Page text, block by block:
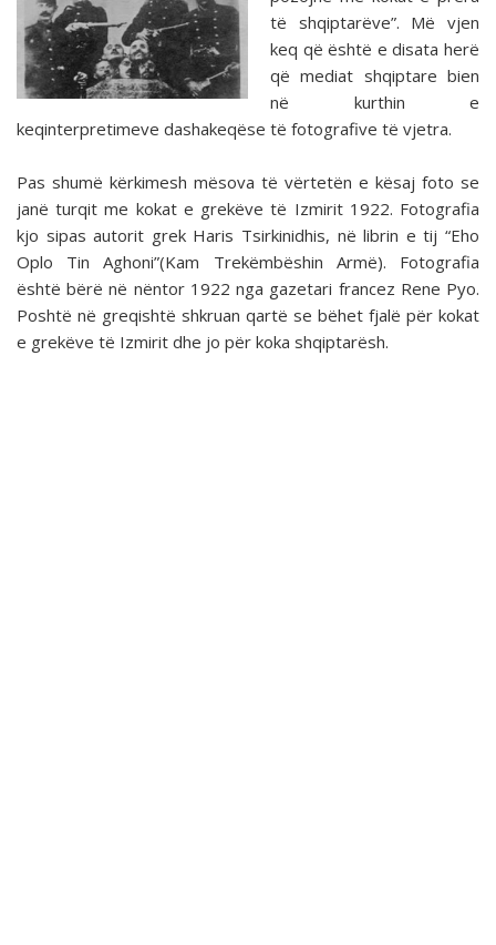
të shqiptarëve”. Më vjen
keq që është e disata herë
që mediat shqiptare bien
në kurthin e
keqinterpretimeve dashakeqëse të fotografive të vjetra.
Pas shumë kërkimesh mësova të vërtetën e kësaj foto se
janë turqit me kokat e grekëve të Izmirit 1922. Fotografia
kjo sipas autorit grek Haris Tsirkinidhis, në librin e tij “Eho
Oplo Tin Aghoni”(Kam Trekëmbëshin Armë). Fotografia
është bërë në nëntor 1922 nga gazetari francez Rene Pyo.
Poshtë në greqishtë shkruan qartë se bëhet fjalë për kokat
e grekëve të Izmirit dhe jo për koka shqiptarësh.